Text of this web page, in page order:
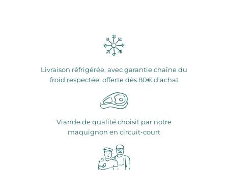
Livraison réfrigérée, avec garantie chaîne du
froid respectée, offerte dès 80€ d’achat
Viande de qualité choisit par notre
maquignon en circuit-court